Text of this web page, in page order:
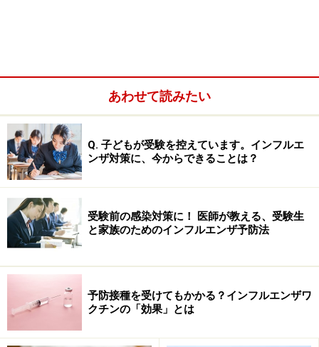
も、予防効果があります。流行シーズンは外出時や会社
内でマスクをするのが効果的です。
新型インフルエンザの場合は、どのような性質かが分か
あわせて読みたい
Q. 子どもが受験を控えています。インフルエ
ンザ対策に、今からできることは？
受験前の感染対策に！ 医師が教える、受験生
と家族のためのインフルエンザ予防法
予防接種を受けてもかかる？インフルエンザワ
クチンの「効果」とは